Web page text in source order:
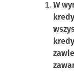
W